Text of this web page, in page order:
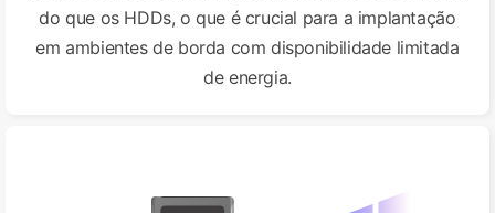
do que os HDDs, o que é crucial para a implantação
em ambientes de borda com disponibilidade limitada
de energia.